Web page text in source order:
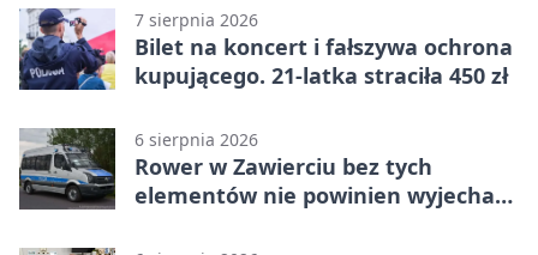
7 sierpnia 2026
Bilet na koncert i fałszywa ochrona
kupującego. 21-latka straciła 450 zł
6 sierpnia 2026
Rower w Zawierciu bez tych
elementów nie powinien wyjechać